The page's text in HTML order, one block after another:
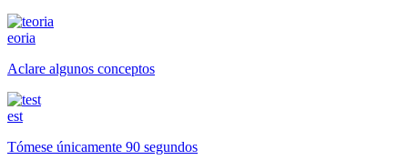
eoria
Aclare algunos conceptos
est
Tómese únicamente 90 segundos